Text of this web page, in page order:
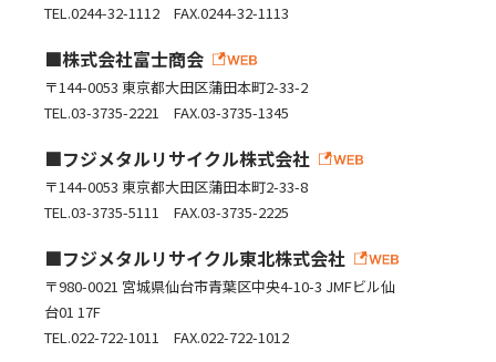
TEL.0244-32-1112 FAX.0244-32-1113
株式会社富士商会
〒144-0053 東京都大田区蒲田本町2-33-2
TEL.03-3735-2221 FAX.03-3735-1345
フジメタルリサイクル株式会社
〒144-0053 東京都大田区蒲田本町2-33-8
TEL.03-3735-5111 FAX.03-3735-2225
フジメタルリサイクル東北株式会社
〒980-0021 宮城県仙台市青葉区中央4-10-3 JMFビル仙
台01 17F
TEL.022-722-1011 FAX.022-722-1012